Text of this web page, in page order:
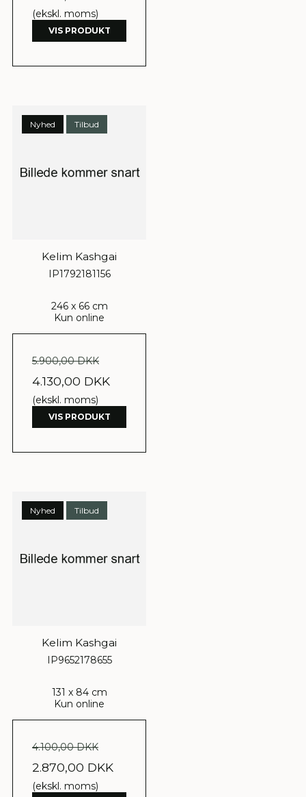
(ekskl. moms)
VIS PRODUKT
Nyhed Tilbud
Kelim Kashgai
IP1792181156
246 x 66 cm
Kun online
5.900,00 DKK
4.130,00 DKK
(ekskl. moms)
VIS PRODUKT
Nyhed Tilbud
Kelim Kashgai
IP9652178655
131 x 84 cm
Kun online
4.100,00 DKK
2.870,00 DKK
(ekskl. moms)